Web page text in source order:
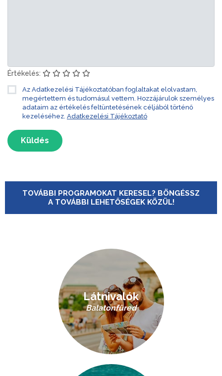
Értékelés:
Az Adatkezelési Tájékoztatóban foglaltakat elolvastam,
megértettem és tudomásul vettem. Hozzájárulok személyes
adataim az értékelés feltüntetésének céljából történő
kezeléséhez. Adatkezelési Tájékoztató
Küldés
TOVÁBBI PROGRAMOKAT KERESEL? BÖNGÉSSZ
A TOVÁBBI LEHETŐSÉGEK KÖZÜL!
Látnivalók
Balatonfüred